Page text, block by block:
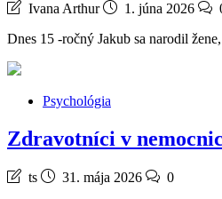
Ivana Arthur 1. júna 2026
Dnes 15 -ročný Jakub sa narodil
Psychológia
Zdravotníci v
ts 31. mája 2026
0